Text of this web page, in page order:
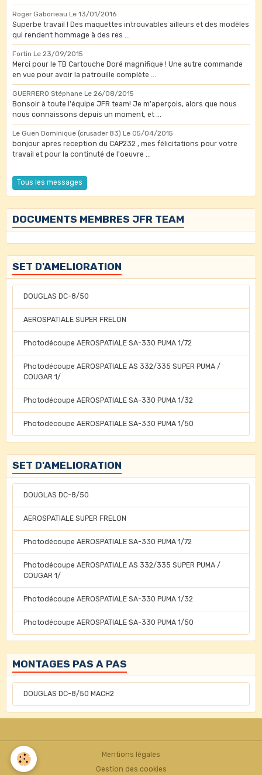
Roger Gaborieau Le 13/01/2016
Superbe travail ! Des maquettes introuvables ailleurs et des modèles
qui rendent hommage à des res ...
Fortin Le 23/09/2015
Merci pour le TB Cartouche Doré magnifique ! Une autre commande
en vue pour avoir la patrouille complète ...
GUERRERO Stéphane Le 26/08/2015
Bonsoir à toute l'équipe JFR team! Je m'aperçois, alors que nous
nous connaissons depuis un moment, et ...
Le Guen Dominique (crusader 83) Le 05/04/2015
bonjour apres reception du CAP232 , mes félicitations pour votre
travail et pour la continuté de l'oeuvre ...
Tous les messages
DOCUMENTS MEMBRES JFR TEAM
SET D'AMELIORATION
DOUGLAS DC-8/50
AEROSPATIALE SUPER FRELON
Photodécoupe AEROSPATIALE SA-330 PUMA 1/72
Photodécoupe AEROSPATIALE AS 332/335 SUPER PUMA /
COUGAR 1/
Photodécoupe AEROSPATIALE SA-330 PUMA 1/32
Photodécoupe AEROSPATIALE SA-330 PUMA 1/50
SET D'AMELIORATION
DOUGLAS DC-8/50
AEROSPATIALE SUPER FRELON
Photodécoupe AEROSPATIALE SA-330 PUMA 1/72
Photodécoupe AEROSPATIALE AS 332/335 SUPER PUMA /
COUGAR 1/
Photodécoupe AEROSPATIALE SA-330 PUMA 1/32
Photodécoupe AEROSPATIALE SA-330 PUMA 1/50
MONTAGES PAS A PAS
DOUGLAS DC-8/50 MACH2
Mentions légales
Gestion des cookies